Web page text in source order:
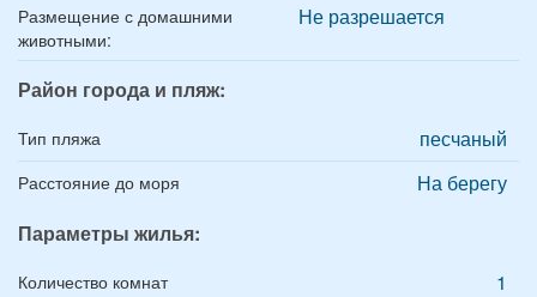
Размещение с домашними
животными:
Не разрешается
Район города и пляж:
Тип пляжа песчаный
Расстояние до моря
На берегу
Параметры жилья:
Количество комнат 1